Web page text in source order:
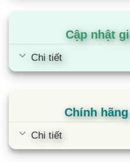
giặt rõ ràng. Nắp kính
nhẹ nhàng và im ắng
tai nạn.
Một ngăn định lượng
xả vải được thêm vào
Cập nhật
Chi tiết
Chính
Chi tiết